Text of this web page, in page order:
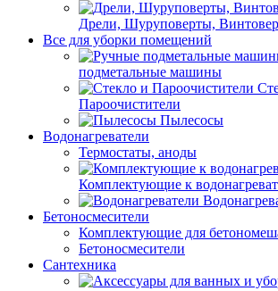
Дрели, Шуруповерты,
Все для уборки помещений
подметальные машины
Пароочистители
Пылесосы
Водонагреватели
Термостаты, аноды
Комплектующие к
Бетоносмесители
Комплектующие для
Бетоносмесители
Сантехника